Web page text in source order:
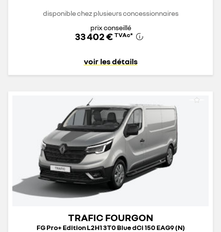
disponible chez plusieurs concessionnaires
prix conseillé
33 402 € TVAc*
voir les détails
TRAFIC FOURGON
FG Pro+ Edition L2H1 3T0 Blue dCi 150 EAG9 (N)